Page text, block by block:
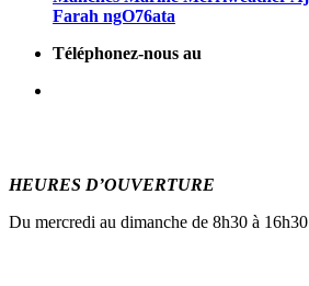
Farah ngO76ata
Téléphonez-nous au
HEURES D’OUVERTURE
Du mercredi au dimanche de 8h30 à 16h30